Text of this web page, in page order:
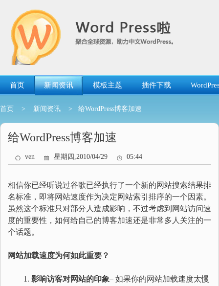
首页 新闻资讯 模板主题 插件下载
首页 > 新闻资讯 > 给WordPress博客加速
给WordPress博客加速
ven 星期四,2010/04/29 05:44
相信你已经听说过谷歌已经执行了一个新的网站搜索结果排
名标准，即将网站速度作为决定网站索引排序的一个因素。
虽然这个标准只对部分人造成影响，不过考虑到网站访问速
度的重要性，如何给自己的博客加速还是非常多人关注的一
个话题。
网站加载速度为何如此重要？
影响访客对网站的印象– 如果你的网站加载速度太慢